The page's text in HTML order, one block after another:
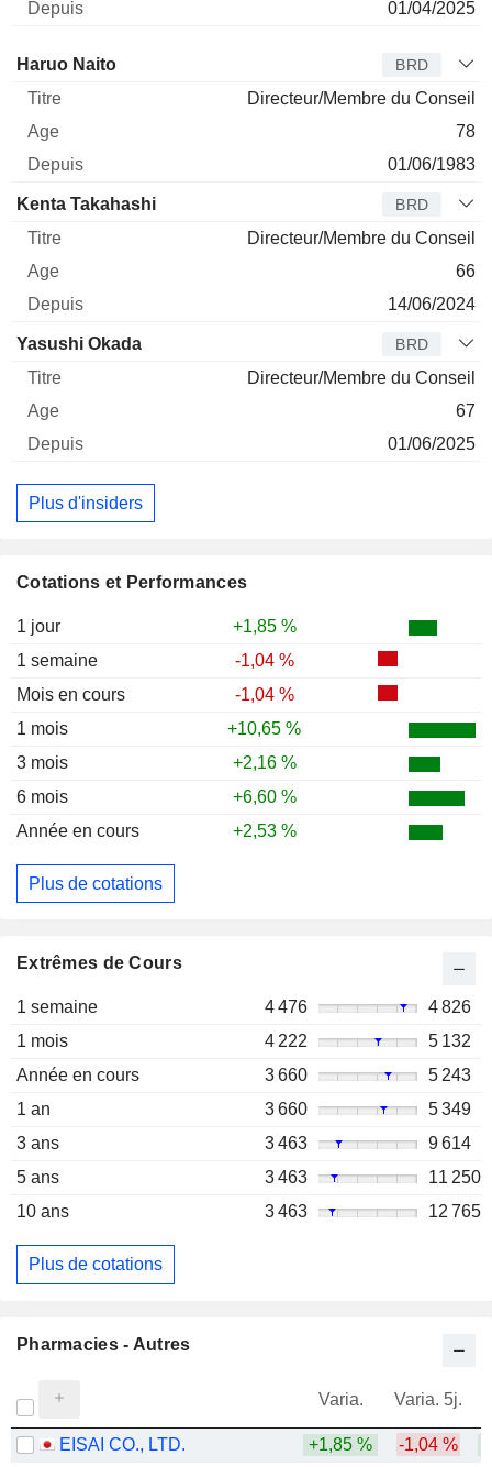
Cotations et Performances
1 jour
+1,85 %
1 semaine
-1,04 %
Mois en cours
-1,04 %
1 mois
+10,65 %
3 mois
+2,16 %
6 mois
+6,60 %
Année en cours
+2,53 %
Plus de cotations
Extrêmes de Cours
1 semaine 4 476
4 826
1 mois
4 222
5 132
Année en cours
3 660
5 243
1 an
3 660
5 349
3 ans
3 463
9 614
5 ans
3 463
11 250
10 ans
3 463 12 765
Plus de cotations
01/04/2025
Administrateur
Haruo Naito BRD
Directeur/Membre du Conseil
78
01/06/1983
Kenta Takahashi BRD
Directeur/Membre du Conseil
66
14/06/2024
Yasushi Okada BRD
Directeur/Membre du Conseil
67
01/06/2025
Plus d'insiders
Pharmacies - Autres
Varia. Varia. 5j.
EISAI CO., LTD. +1,85 % -1,04 %